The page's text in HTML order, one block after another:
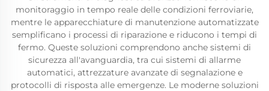
monitoraggio in tempo reale delle condizioni ferroviarie,
mentre le apparecchiature di manutenzione automatizzate
semplificano i processi di riparazione e riducono i tempi di
fermo. Queste soluzioni comprendono anche sistemi di
sicurezza all'avanguardia, tra cui sistemi di allarme
automatici, attrezzature avanzate di segnalazione e
protocolli di risposta alle emergenze. Le moderne soluzioni